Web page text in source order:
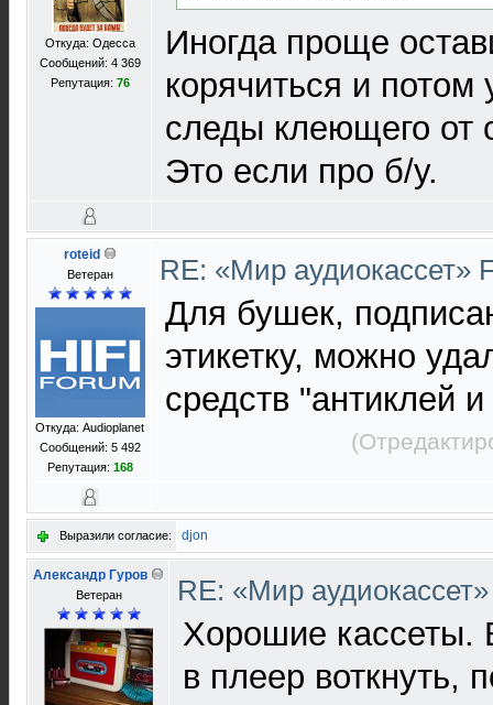
Откуда: Одесса
Сообщений: 4 369
Репутация: 76
Иногда проще
корячиться и потом
следы клеющего от
Это если про б/у.
roteid
Ветеран
Откуда: Audioplanet
Сообщений: 5 492
Репутация: 168
RE: «Мир аудиокассет»
Для бушек,
этикетку, можно
средств "антиклей
Выразили согласие: djon
Александр Гуров
Ветеран RE: «Мир
Хорошие кассеты.
в плеер воткнуть,